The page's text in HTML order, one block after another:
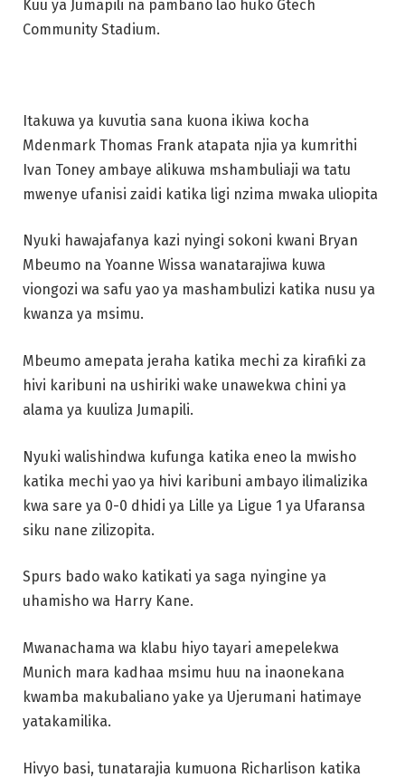
Kuu ya Jumapili na pambano lao huko Gtech
Community Stadium.
Itakuwa ya kuvutia sana kuona ikiwa kocha
Mdenmark Thomas Frank atapata njia ya kumrithi
Ivan Toney ambaye alikuwa mshambuliaji wa tatu
mwenye ufanisi zaidi katika ligi nzima mwaka uliopita
Nyuki hawajafanya kazi nyingi sokoni kwani Bryan
Mbeumo na Yoanne Wissa wanatarajiwa kuwa
viongozi wa safu yao ya mashambulizi katika nusu ya
kwanza ya msimu.
Mbeumo amepata jeraha katika mechi za kirafiki za
hivi karibuni na ushiriki wake unawekwa chini ya
alama ya kuuliza Jumapili.
Nyuki walishindwa kufunga katika eneo la mwisho
katika mechi yao ya hivi karibuni ambayo ilimalizika
kwa sare ya 0-0 dhidi ya Lille ya Ligue 1 ya Ufaransa
siku nane zilizopita.
Spurs bado wako katikati ya saga nyingine ya
uhamisho wa Harry Kane.
Mwanachama wa klabu hiyo tayari amepelekwa
Munich mara kadhaa msimu huu na inaonekana
kwamba makubaliano yake ya Ujerumani hatimaye
yatakamilika.
Hivyo basi, tunatarajia kumuona Richarlison katika